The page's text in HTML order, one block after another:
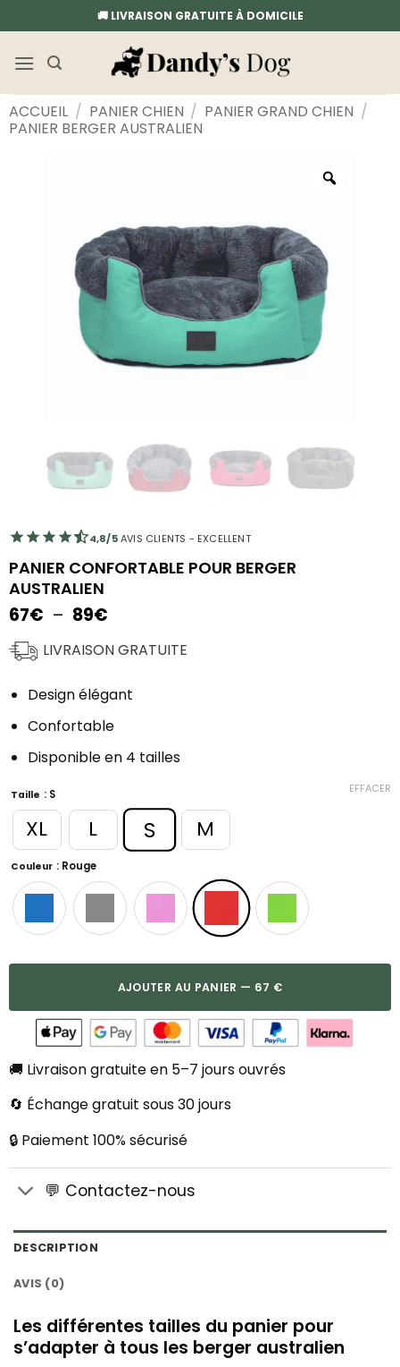
au
contenu
🚚 LIVRAISON GRATUITE À DOMICILE
ACCUEIL / PANIER CHIEN / PANIER GRAND CHIEN /
PANIER BERGER AUSTRALIEN
4,8/5AVIS CLIENTS - EXCELLENT
PANIER CONFORTABLE POUR BERGER
AUSTRALIEN
67€ – 89€Plage
prix :
89€
LIVRAISON GRATUITE
Design élégant
Confortable
Disponible en 4 tailles
Taille : S
XL L S M
Couleur : Rouge
EFFACER
AJOUTER AU PANIER — 67 €
🚚 Livraison gratuite en 5–7 jours ouvrés
🔄 Échange gratuit sous 30 jours
🔒 Paiement 100% sécurisé
💬 Contactez-nous
DESCRIPTION
AVIS (0)
Les différentes tailles du panier pour
s’adapter à tous les berger australien